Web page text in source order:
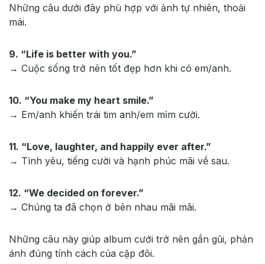
Những câu dưới đây phù hợp với ảnh tự nhiên, thoải
mái.
9. “Life is better with you.”
→ Cuộc sống trở nên tốt đẹp hơn khi có em/anh.
10. “You make my heart smile.”
→ Em/anh khiến trái tim anh/em mỉm cười.
11. “Love, laughter, and happily ever after.”
→ Tình yêu, tiếng cười và hạnh phúc mãi về sau.
12. “We decided on forever.”
→ Chúng ta đã chọn ở bên nhau mãi mãi.
Những câu này giúp album cưới trở nên gần gũi, phản
ánh đúng tính cách của cặp đôi.